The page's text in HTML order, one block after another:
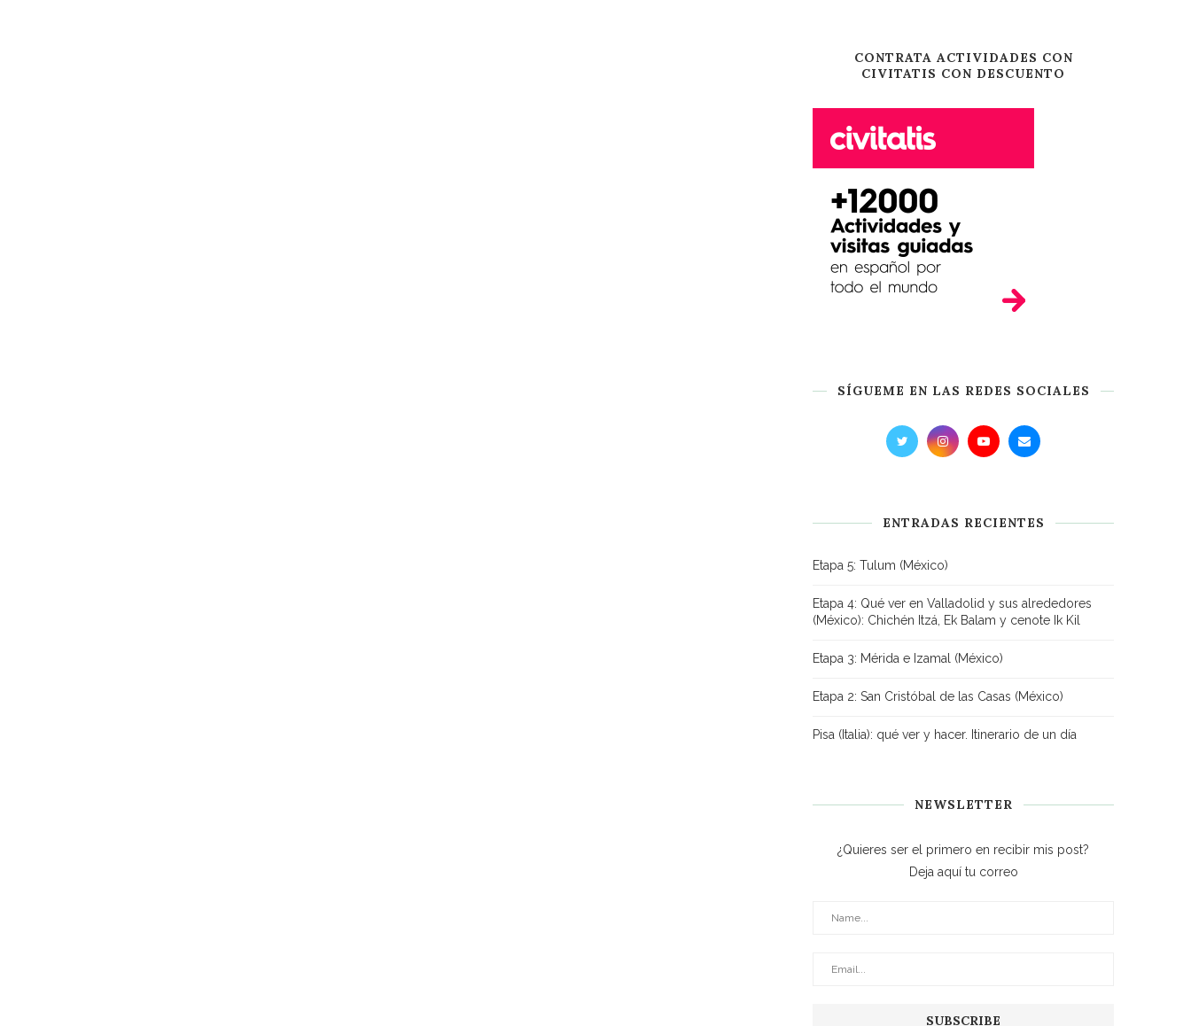
CONTRATA ACTIVIDADES CON
CIVITATIS CON DESCUENTO
SÍGUEME EN LAS REDES SOCIALES
ENTRADAS RECIENTES
Etapa 5: Tulum (México)
Etapa 4: Qué ver en Valladolid y sus alrededores
(México): Chichén Itzá, Ek Balam y cenote Ik Kil
Etapa 3: Mérida e Izamal (México)
Etapa 2: San Cristóbal de las Casas (México)
Pisa (Italia): qué ver y hacer. Itinerario de un día
NEWSLETTER
¿Quieres ser el primero en recibir mis post?
Deja aquí tu correo